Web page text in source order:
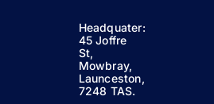
Headquater:
45 Joffre
St,
Mowbray,
Launceston,
7248 TAS.